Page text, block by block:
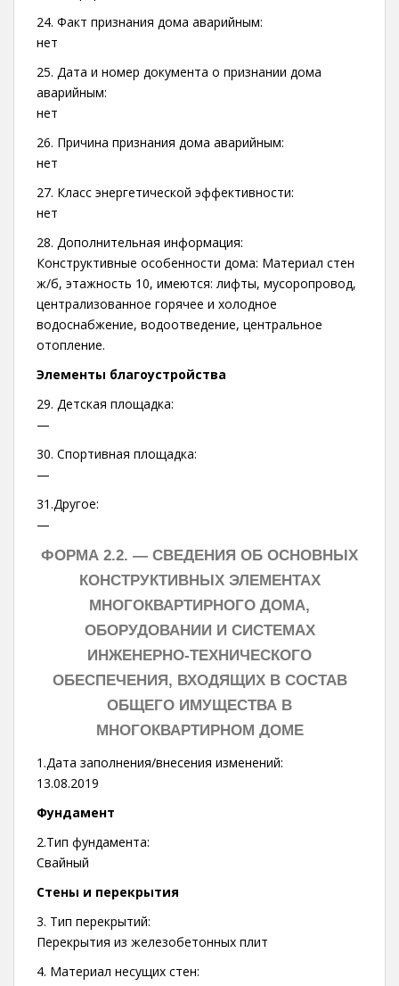
24. Факт признания дома аварийным:
нет
25. Дата и номер документа о признании дома
аварийным:
нет
26. Причина признания дома аварийным:
нет
27. Класс энергетической эффективности:
нет
28. Дополнительная информация:
Конструктивные особенности дома: Материал стен
ж/б, этажность 10, имеются: лифты, мусоропровод,
централизованное горячее и холодное
водоснабжение, водоотведение, центральное
отопление.
Элементы благоустройства
29. Детская площадка:
—
30. Спортивная площадка:
—
31.Другое:
—
ФОРМА 2.2. — СВЕДЕНИЯ ОБ ОСНОВНЫХ
КОНСТРУКТИВНЫХ ЭЛЕМЕНТАХ
МНОГОКВАРТИРНОГО ДОМА,
ОБОРУДОВАНИИ И СИСТЕМАХ
ИНЖЕНЕРНО-ТЕХНИЧЕСКОГО
ОБЕСПЕЧЕНИЯ, ВХОДЯЩИХ В СОСТАВ
ОБЩЕГО ИМУЩЕСТВА В
МНОГОКВАРТИРНОМ ДОМЕ
1.Дата заполнения/внесения изменений:
13.08.2019
Фундамент
2.Тип фундамента:
Свайный
Стены и перекрытия
3. Тип перекрытий:
Перекрытия из железобетонных плит
4. Материал несущих стен: